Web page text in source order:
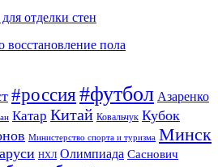
отделки стен
пола
#россия#футбол Азаренко
Катар Китай Ковальчук Кубок
Министерство спорта и туризма Минск
НХЛ Олимпиада Саснович